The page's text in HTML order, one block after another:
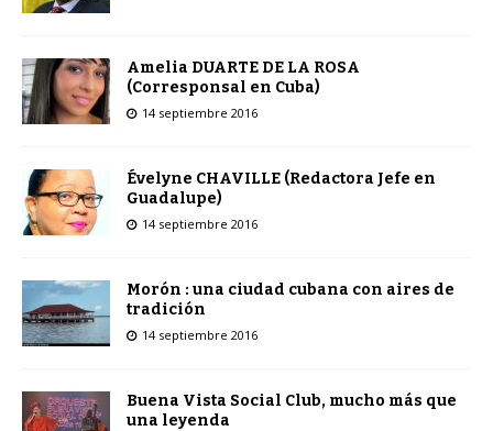
Amelia DUARTE DE LA ROSA
(Corresponsal en Cuba)
14 septiembre 2016
Évelyne CHAVILLE (Redactora Jefe en
Guadalupe)
14 septiembre 2016
Morón : una ciudad cubana con aires de
tradición
14 septiembre 2016
Buena Vista Social Club, mucho más que
una leyenda